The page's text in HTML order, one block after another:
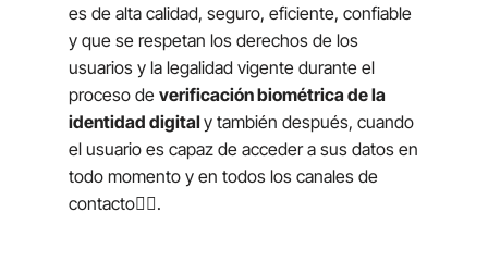
es de alta calidad, seguro, eficiente, confiable
y que se respetan los derechos de los
usuarios y la legalidad vigente durante el
proceso de verificación biométrica de la
identidad digitaly también después, cuando
el usuario es capaz de acceder a sus datos en
todo momento y en todos los canales de
contacto👌🏻.